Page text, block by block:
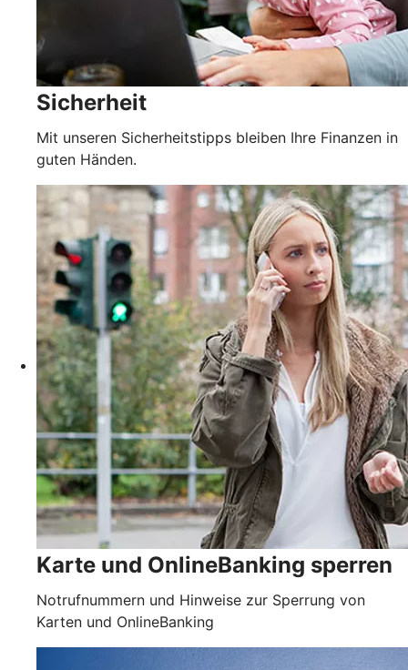
Sicherheit
Mit unseren Sicherheitstipps bleiben Ihre Finanzen in
guten Händen.
Karte und OnlineBanking sperren
Notrufnummern und Hinweise zur Sperrung von
Karten und OnlineBanking